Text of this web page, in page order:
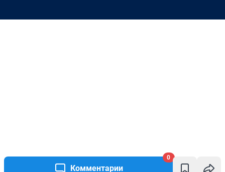
Комментарии
0